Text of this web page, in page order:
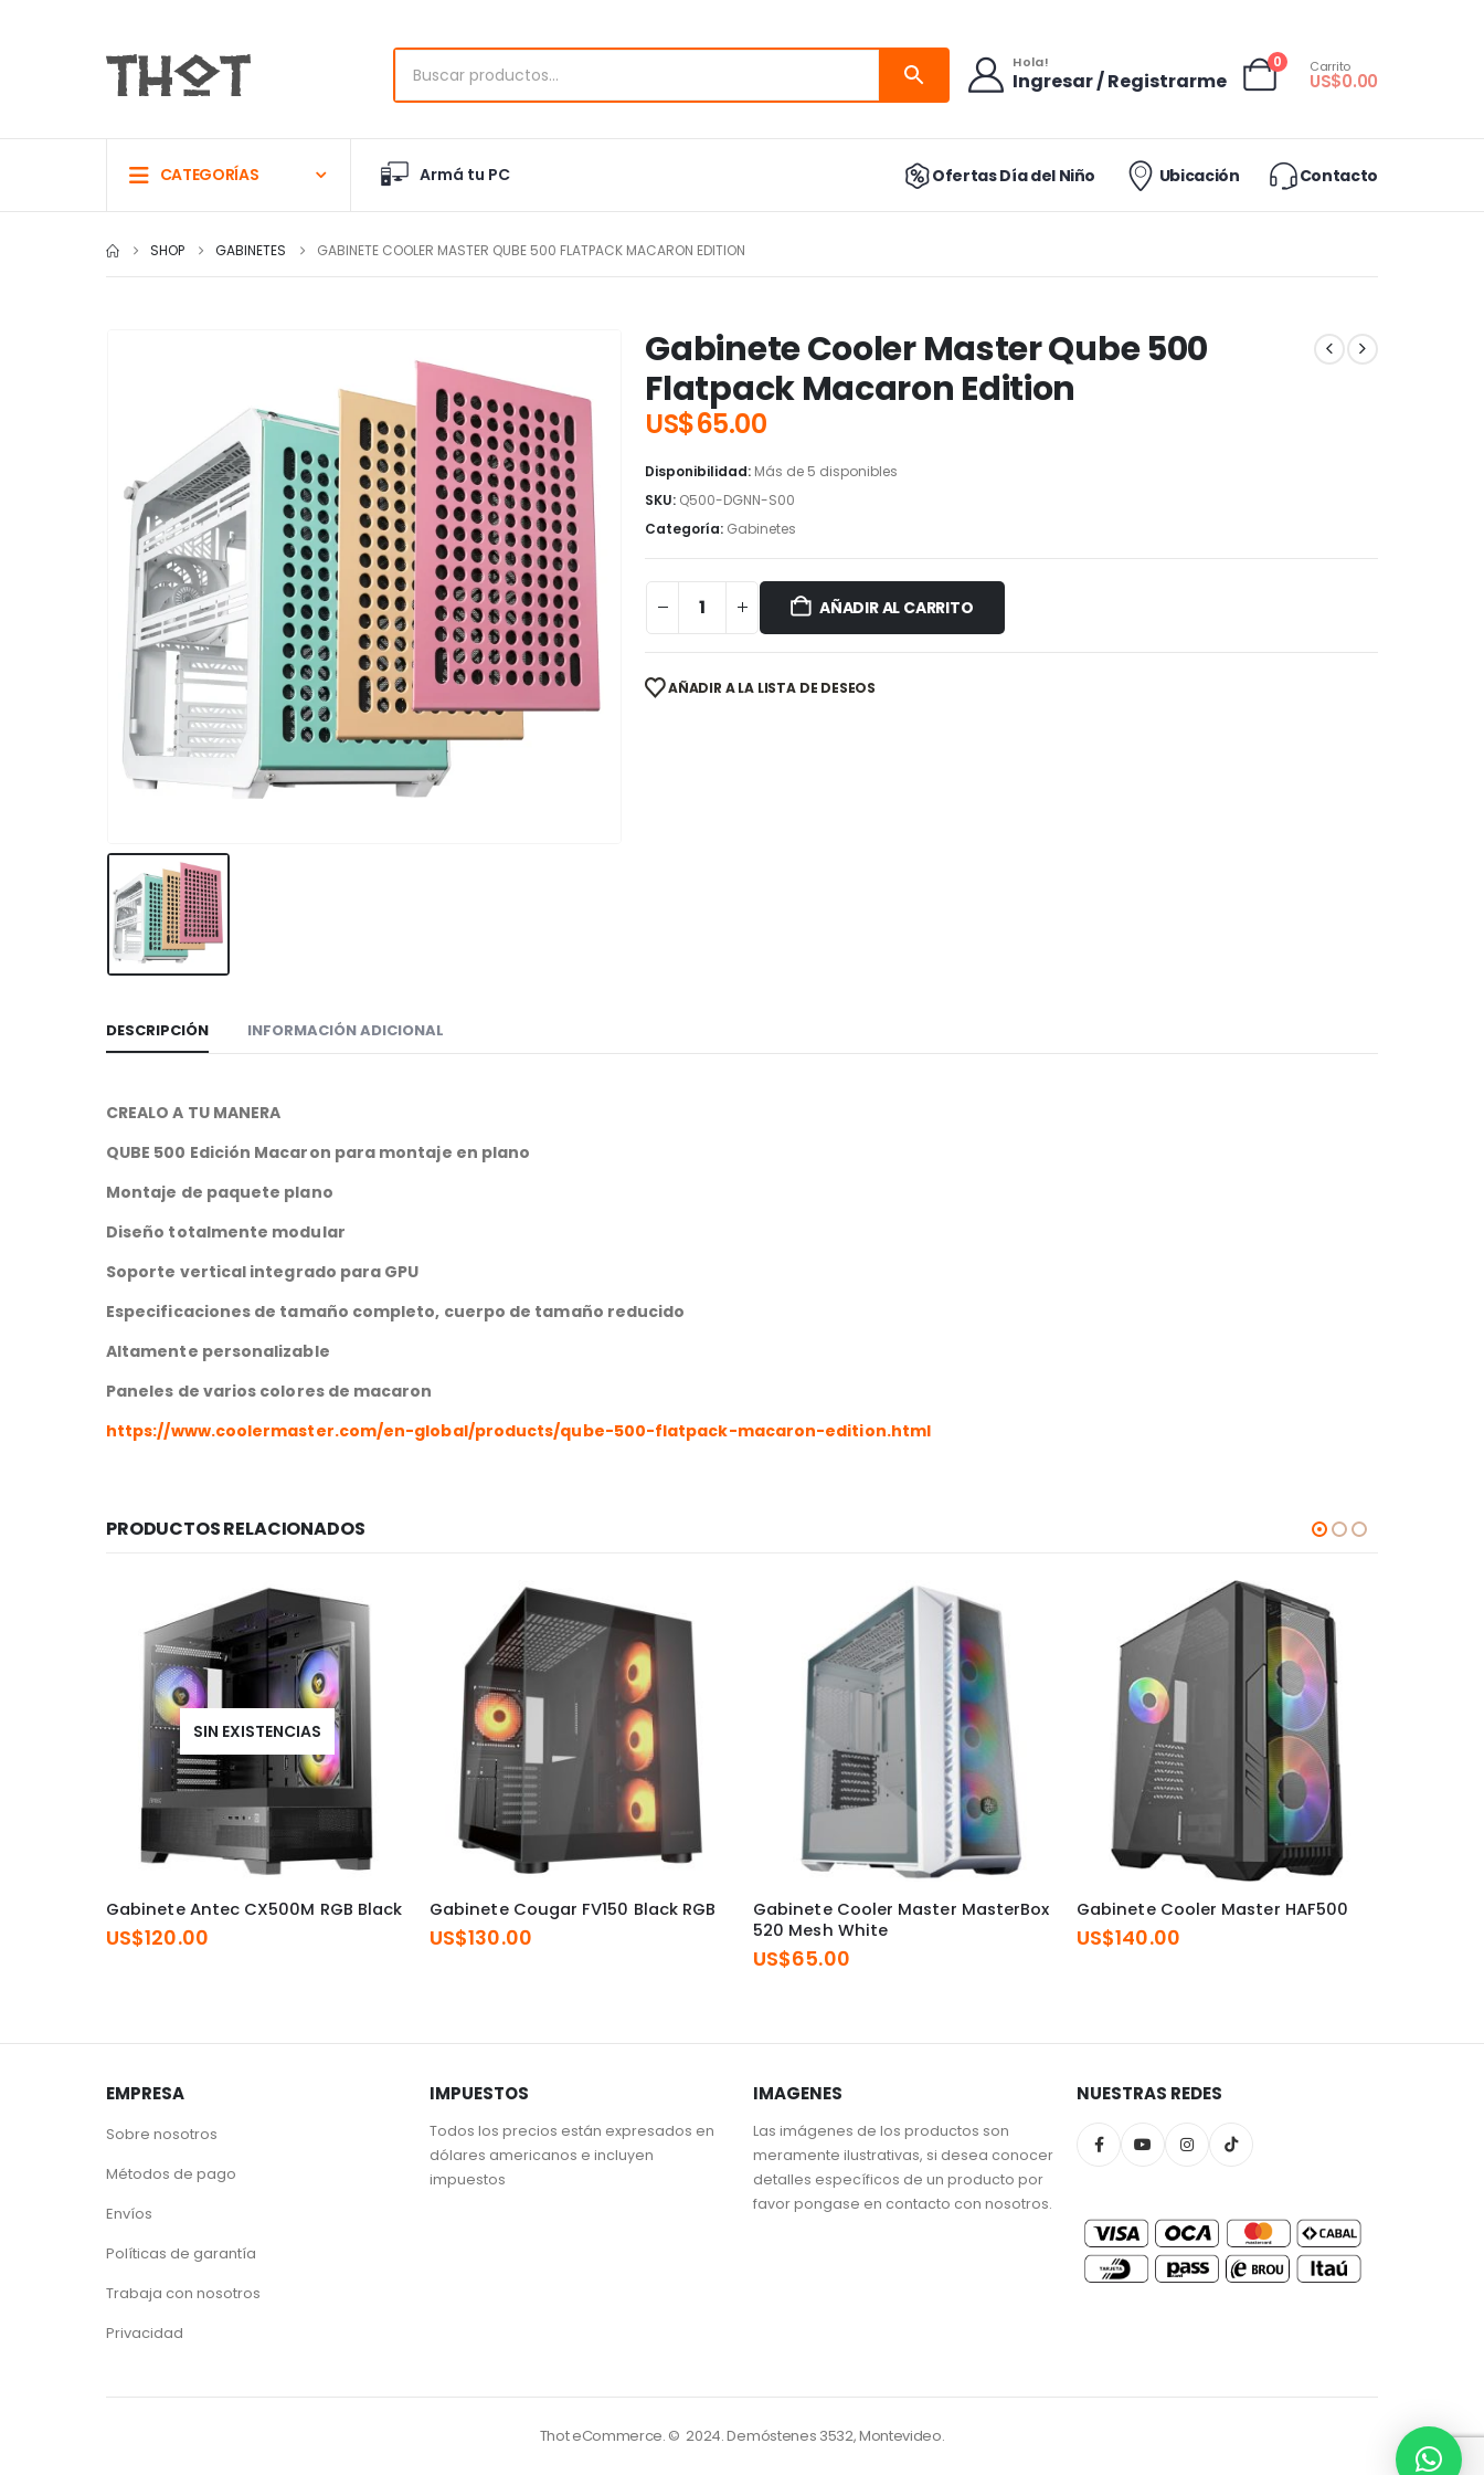
Hola!
Ingresar / Registrarme
0 Carrito
US$0.00
CATEGORÍAS Armá tu PC Ofertas Día del Niño Ubicación Contacto
SHOP GABINETES GABINETE COOLER MASTER QUBE 500 FLATPACK MACARON EDITION
Gabinete Cooler Master Qube 500
Flatpack Macaron Edition
US$65.00
Disponibilidad: Más de 5 disponibles
SKU: Q500-DGNN-S00
Categoría: Gabinetes
AÑADIR AL CARRITO
AÑADIR A LA LISTA DE DESEOS
DESCRIPCIÓN INFORMACIÓN ADICIONAL
CREALO A TU MANERA
QUBE 500 Edición Macaron para montaje en plano
Montaje de paquete plano
Diseño totalmente modular
Soporte vertical integrado para GPU
Especificaciones de tamaño completo, cuerpo de tamaño reducido
Altamente personalizable
Paneles de varios colores de macaron
https://www.coolermaster.com/en-global/products/qube-500-flatpack-macaron-edition.html
PRODUCTOS RELACIONADOS
SIN EXISTENCIAS
Gabinete Antec CX500M RGB Black
US$120.00
Gabinete Cougar FV150 Black RGB
US$130.00
Gabinete Cooler Master MasterBox
520 Mesh White
US$65.00
Gabinete Cooler Master HAF500
US$140.00
EMPRESA
Sobre nosotros
Métodos de pago
Envíos
Políticas de garantía
Trabaja con nosotros
Privacidad
IMPUESTOS
Todos los precios están expresados en
dólares americanos e incluyen
impuestos
IMAGENES
Las imágenes de los productos son
meramente ilustrativas, si desea conocer
detalles específicos de un producto por
favor pongase en contacto con nosotros.
NUESTRAS REDES
Thot eCommerce. © 2024.Demóstenes 3532, Montevideo.